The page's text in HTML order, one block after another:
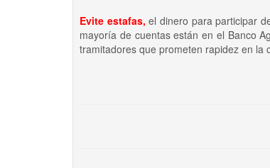
Evite estafas, el dinero para participar
mayoría de cuentas están en el Banco
tramitadores que prometen rapidez en la